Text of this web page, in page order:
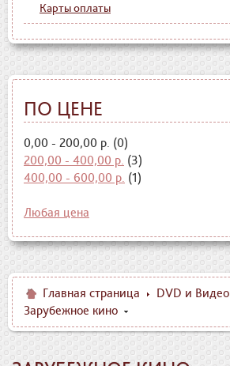
Карты оплаты
ПО ЦЕНЕ
0,00 - 200,00 р. (0)
200,00 - 400,00 р. (3)
400,00 - 600,00 р. (1)
Любая цена
Главная страница
DVD и Видео
Зарубежное кино